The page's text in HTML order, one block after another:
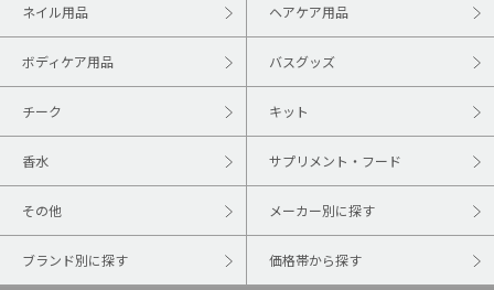
ネイル用品 ヘアケア用品
ボディケア用品 バスグッズ
チーク キット
香水 サプリメント・フード
その他 メーカー別に探す
ブランド別に探す 価格帯から探す